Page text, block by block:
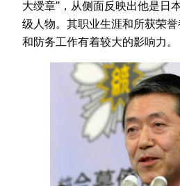
大绶章”，从侧面反映出他是日
级人物。其职业生涯和所获荣
和防务工作有着较大的影响力。